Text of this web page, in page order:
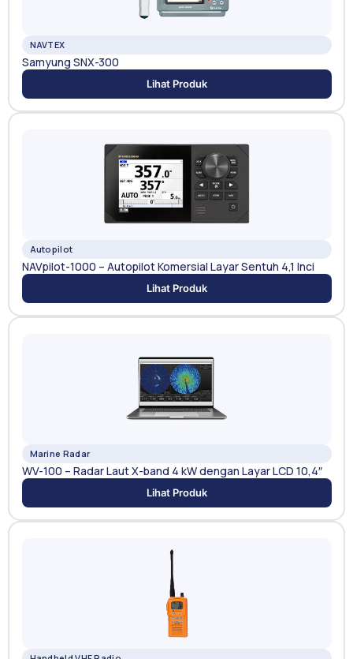
NAVTEX
Samyung SNX-300
Lihat Produk
Autopilot
NAVpilot-1000 – Autopilot Komersial Layar Sentuh 4,1 Inci
Lihat Produk
Marine Radar
WV-100 – Radar Laut X-band 4 kW dengan Layar LCD 10,4″
Lihat Produk